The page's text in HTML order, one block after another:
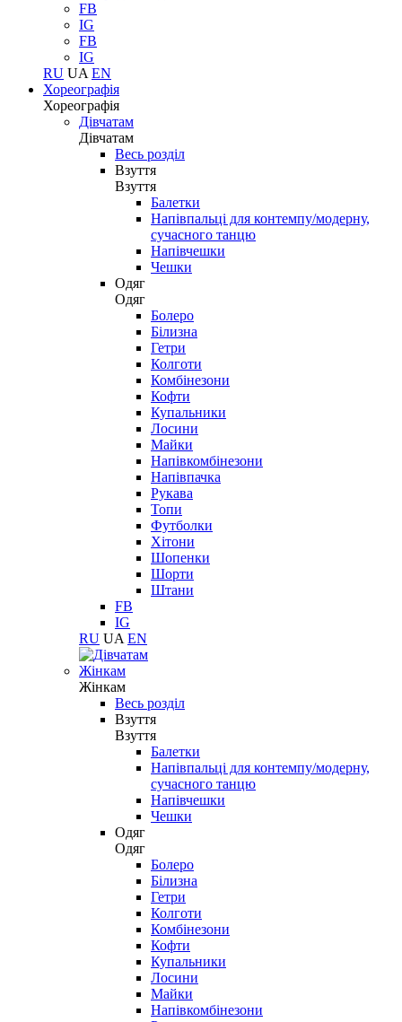
FB
IG
FB
IG
RU UA EN
Хореографія
Хореографія
Дівчатам
Дівчатам
Весь розділ
Взуття
Взуття
Балетки
Напівпальці для контемпу/модерну,
сучасного танцю
Напівчешки
Чешки
Одяг
Одяг
Болеро
Білизна
Гетри
Колготи
Комбінезони
Кофти
Купальники
Лосини
Майки
Напівкомбінезони
Напівпачка
Рукава
Топи
Футболки
Хітони
Шопенки
Шорти
Штани
FB
IG
RU UA EN
Жінкам
Жінкам
Весь розділ
Взуття
Взуття
Балетки
Напівпальці для контемпу/модерну,
сучасного танцю
Напівчешки
Чешки
Одяг
Одяг
Болеро
Білизна
Гетри
Колготи
Комбінезони
Кофти
Купальники
Лосини
Майки
Напівкомбінезони